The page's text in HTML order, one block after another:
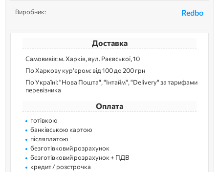
Виробник: Redbo
Доставка
Самовивіз: м. Харків, вул. Раєвської, 10
По Харкову кур'єром: від 100 до 200 грн
По Україні: "Нова Пошта", "Інтайм", "Delivery" за тарифами
перевізника
Оплата
готівкою
банківською картою
післяплатою
безготівковий розрахунок
безготівковий розрахунок + ПДВ
кредит / розстрочка